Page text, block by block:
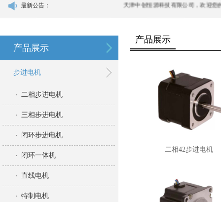
最新公告： 天津中创恒源科技有限公司，欢迎您的咨
产品展示
步进电机
二相步进电机
三相步进电机
闭环步进电机
闭环一体机
直线电机
特制电机
产品展示
二相42步进电机